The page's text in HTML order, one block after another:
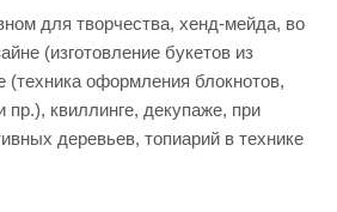
для творчества, хенд-мейда, во
(изготовление букетов из
(техника оформления блокнотов,
квиллинге, декупаже, при
деревьев, топиарий в технике